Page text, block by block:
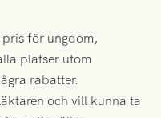
för ungdom,
platser utom
rabatter.
och vill kunna ta